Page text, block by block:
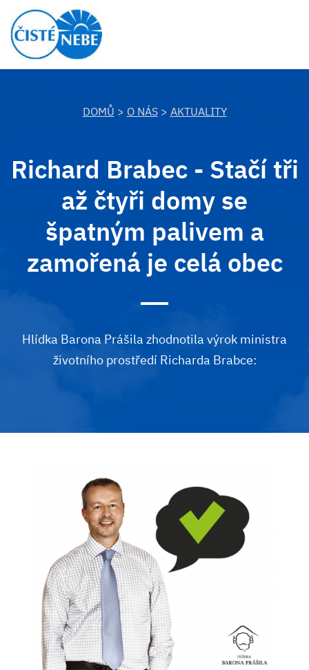
DOMŮ > O NÁS> AKTUALITY
Richard Brabec - Stačí tři
až čtyři domy se
špatným palivem a
zamořená je celá obec
Hlídka Barona Prášila zhodnotila výrok ministra
životního prostředí Richarda Brabce: